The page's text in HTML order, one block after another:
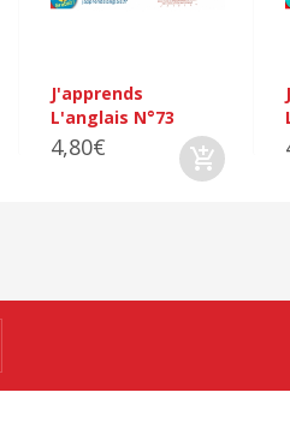
J'apprends
L'anglais N°73
4,80€